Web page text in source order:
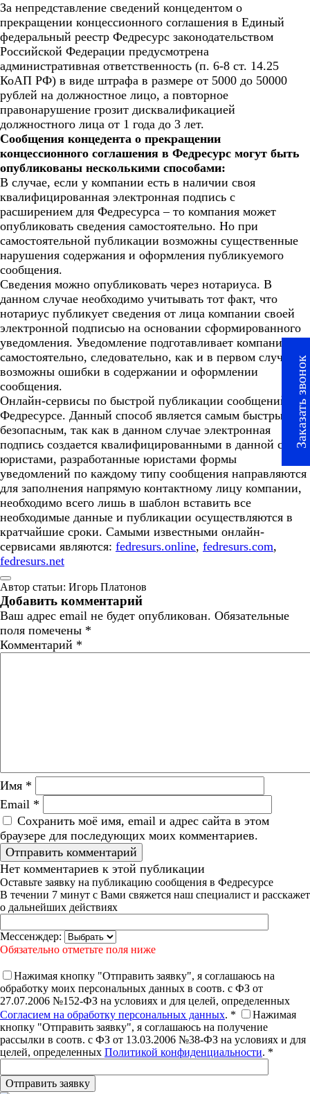
За непредставление сведений концедентом о
прекращении концессионного соглашения в Единый
федеральный реестр Федресурс законодательством
Российской Федерации предусмотрена
административная ответственность (п. 6-8 ст. 14.25
КоАП РФ) в виде штрафа в размере от 5000 до 50000
рублей на должностное лицо, а повторное
правонарушение грозит дисквалификацией
должностного лица от 1 года до 3 лет.
Сообщения концедента о прекращении
концессионного соглашения в Федресурс могут быть
опубликованы несколькими способами:
В случае, если у компании есть в наличии своя
квалифицированная электронная подпись с
расширением для Федресурса – то компания может
опубликовать сведения самостоятельно. Но при
самостоятельной публикации возможны существенные
нарушения содержания и оформления публикуемого
сообщения.
Сведения можно опубликовать через нотариуса. В
данном случае необходимо учитывать тот факт, что
нотариус публикует сведения от лица компании своей
электронной подписью на основании сформированного
уведомления. Уведомление подготавливает компания
самостоятельно, следовательно, как и в первом случае
возможны ошибки в содержании и оформлении
сообщения.
Онлайн-сервисы по быстрой публикации сообщений в
Федресурсе. Данный способ является самым быстрым и
безопасным, так как в данном случае электронная
подпись создается квалифицированными в данной сфере
юристами, разработанные юристами формы
уведомлений по каждому типу сообщения направляются
для заполнения напрямую контактному лицу компании,
необходимо всего лишь в шаблон вставить все
необходимые данные и публикации осуществляются в
кратчайшие сроки. Самыми известными онлайн-
сервисами являются: fedresurs.online, fedresurs.com,
fedresurs.net
Автор статьи: Игорь Платонов
Добавить комментарий
Ваш адрес email не будет опубликован. Обязательные
поля помечены *
Комментарий *
Имя *
Email *
Сохранить моё имя, email и адрес сайта в этом
браузере для последующих моих комментариев.
Нет комментариев к этой публикации
Оставьте заявку на публикацию сообщения в Федресурсе
В течении 7 минут с Вами свяжется наш специалист и расскажет
о дальнейших действиях
Мессенждер:
Обязательно отметьте поля ниже
Нажимая кнопку "Отправить заявку", я соглашаюсь на
обработку моих персональных данных в соотв. с ФЗ от
27.07.2006 №152-ФЗ на условиях и для целей, определенных
Согласием на обработку персональных данных. *
Нажимая
кнопку "Отправить заявку", я соглашаюсь на получение
рассылки в соотв. с ФЗ от 13.03.2006 №38-ФЗ на условиях и для
целей, определенных Политикой конфиденциальности. *
Заказать звонок